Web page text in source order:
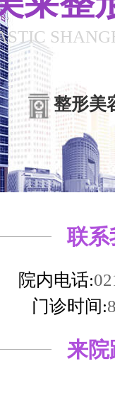
整形美
联系
院内电话:
门诊时间:
来院